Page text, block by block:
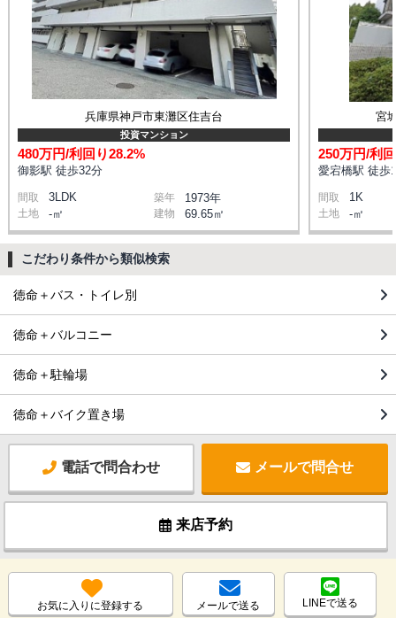
兵庫県神戸市東灘区住吉台
投資マンション
480万円/利回り28.2%
御影駅 徒歩32分
間取 3LDK 築年 1973年
土地 -㎡ 建物 69.65㎡
宮
250万円/利
愛宕橋駅 徒歩
間取 1K
土地 -㎡
こだわり条件から類似検索
徳命＋バス・トイレ別
徳命＋バルコニー
徳命＋駐輪場
徳命＋バイク置き場
電話で問合わせ メールで問合せ
来店予約
お気に入りに登録する メールで送る LINEで送る